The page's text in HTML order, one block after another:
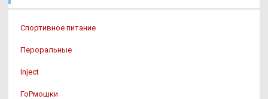
Спортивное питание
Пероральные
Inject
ГоРмошки